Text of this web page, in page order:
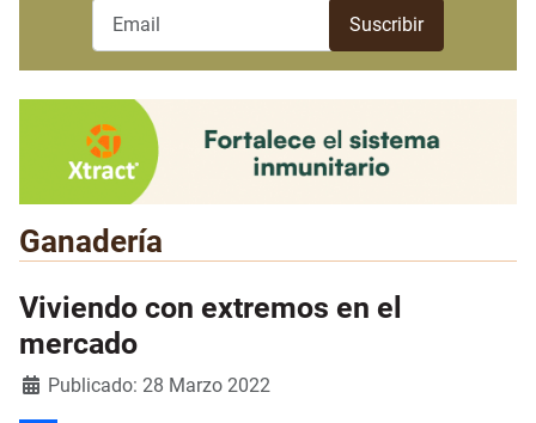
Ganadería
Viviendo con extremos en el
mercado
Detalles
Publicado: 28 Marzo 2022